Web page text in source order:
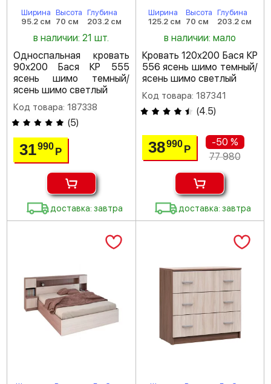
Ширина
95.2 см
Высота
70 см
Глубина
203.2 см
в наличии: 21 шт.
Односпальная кровать
90х200 Бася КР 555
ясень шимо темный/
ясень шимо светлый
Код товара: 187338
(5)
31990Р
доставка: завтра
Ширина
125.2 см
Высота
70 см
Глубина
203.2 см
в наличии: мало
Кровать 120х200 Бася КР
556 ясень шимо темный/
ясень шимо светлый
Код товара: 187341
(4.5)
38990 Р
-50 %
77 980
доставка: завтра